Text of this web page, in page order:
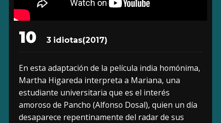
10 3 idiotas(2017)
En esta adaptación de la película india homónima,
Martha Higareda interpreta a Mariana, una
estudiante universitaria que es el interés
amoroso de Pancho (Alfonso Dosal), quien un día
desaparece repentinamente del radar de sus